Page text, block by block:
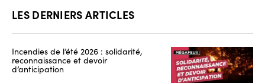
LES DERNIERS ARTICLES
Incendies de l’été 2026 : solidarité,
reconnaissance et devoir
d’anticipation